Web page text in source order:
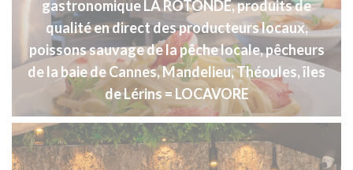
gastronomique LA ROTONDE, produits de
qualité en direct des producteurs locaux,
poissons sauvage de la pêche locale, pêcheurs
de la baie de Cannes, Mandelieu, Théoules, îles
de Lérins = LOCAVORE